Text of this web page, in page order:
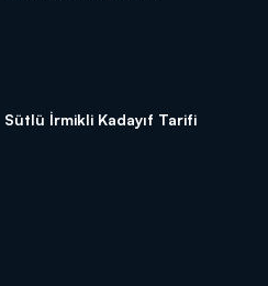
Sütlü İrmikli Kadayıf Tarifi